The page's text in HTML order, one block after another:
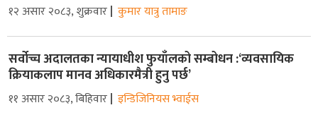
१२ असार २०८३, शुक्रवार कुमार यात्रु तामाङ
सर्वोच्च अदालतका न्यायाधीश फुयाँलको सम्बोधन :‘व्यवसायिक
क्रियाकलाप मानव अधिकारमैत्री हुनु पर्छ’
११ असार २०८३, बिहिवार इन्डिजिनियस भ्वाईस